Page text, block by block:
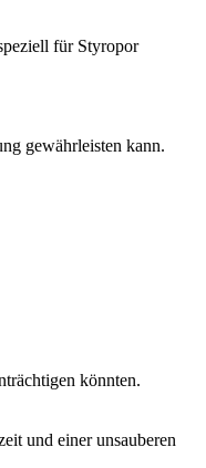
für Styropor
gewährleisten kann.
könnten.
und einer unsauberen